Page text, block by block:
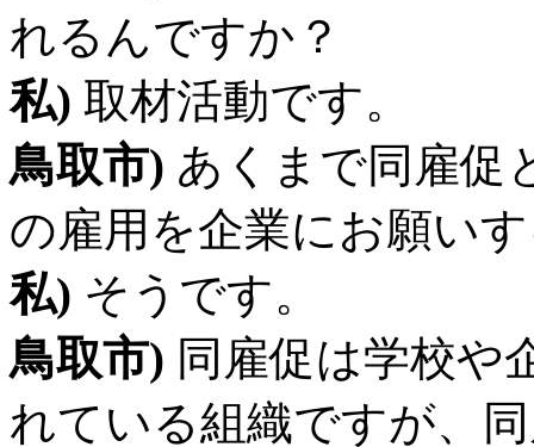
れるんですか？
私) 取材活動です。
鳥取市) あくまで同雇促
の雇用を企業にお願い
私) そうです。
鳥取市) 同雇促は学校や
れている組織ですが、